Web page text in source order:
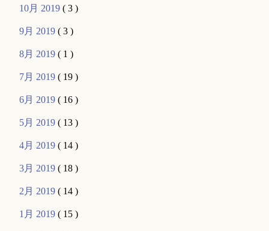
10月 2019( 3 )
9月 2019( 3 )
8月 2019( 1 )
7月 2019( 19 )
6月 2019( 16 )
5月 2019( 13 )
4月 2019( 14 )
3月 2019( 18 )
2月 2019( 14 )
1月 2019( 15 )